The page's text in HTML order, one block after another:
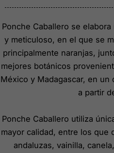
Ponche Caballero se
y meticuloso, en el que se
principalmente naranjas,
mejores botánicos
México y Madagascar, en
a partir
Ponche Caballero utiliza
mayor calidad, entre los que
andaluzas, vainilla,